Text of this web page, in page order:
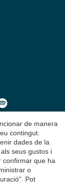
de manera
contingut.
dades de la
seus gustos i
confirmar que ha
o
Pot
totes